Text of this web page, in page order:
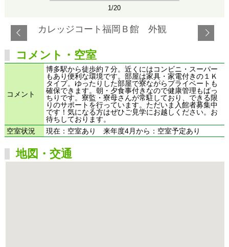
1/20
カレッジコート福岡Ｂ館 外観
コメント・空室
コメント
博多駅から徒歩約７分。近くにはコンビニ・スーパー
もあり便利な環境です。部屋は家具・家電付きの１Ｋ
タイプ。ゆったりした部屋で寮ながらプライベートも
確保できます。朝・夕食事付きなので健康管理もばっ
ちりです。寮監・寮母さんが常駐しており、できる限
りのサポートを行っています。ただいま入館者募集中
です！気になる方はぜひご見学にお越しください。お
待ちしております。
空室状況
現在：空室あり 来年度4月から：空室予定あり
地図・交通